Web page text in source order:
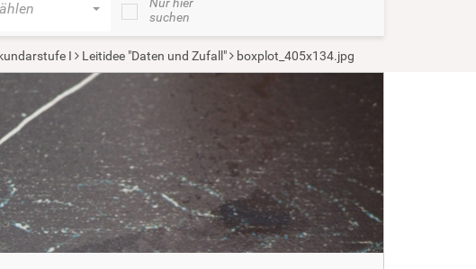
suchen
I Leitidee "Daten und Zufall" boxplot_405x134.jpg